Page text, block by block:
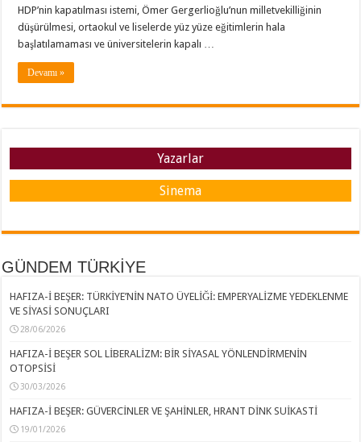
HDP’nin kapatılması istemi, Ömer Gergerlioğlu’nun milletvekilliğinin
düşürülmesi, ortaokul ve liselerde yüz yüze eğitimlerin hala
başlatılamaması ve üniversitelerin kapalı …
Devamı »
Yazarlar
Sinema
GÜNDEM TÜRKİYE
HAFIZA-İ BEŞER: TÜRKİYE’NİN NATO ÜYELİĞİ: EMPERYALİZME YEDEKLENME
VE SİYASİ SONUÇLARI
28/06/2026
HAFIZA-İ BEŞER SOL LİBERALİZM: BİR SİYASAL YÖNLENDİRMENİN
OTOPSİSİ
30/03/2026
HAFIZA-İ BEŞER: GÜVERCİNLER VE ŞAHİNLER, HRANT DİNK SUİKASTİ
19/01/2026